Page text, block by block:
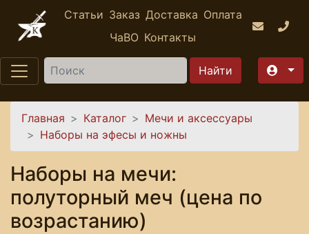
Перейти к основному содержанию
Статьи Заказ Доставка Оплата
ЧаВО Контакты
Найти
Вы здесь
Главная Каталог
Мечи и аксессуары
Наборы на эфесы и ножны
Наборы на мечи:
полуторный меч (цена по
возрастанию)